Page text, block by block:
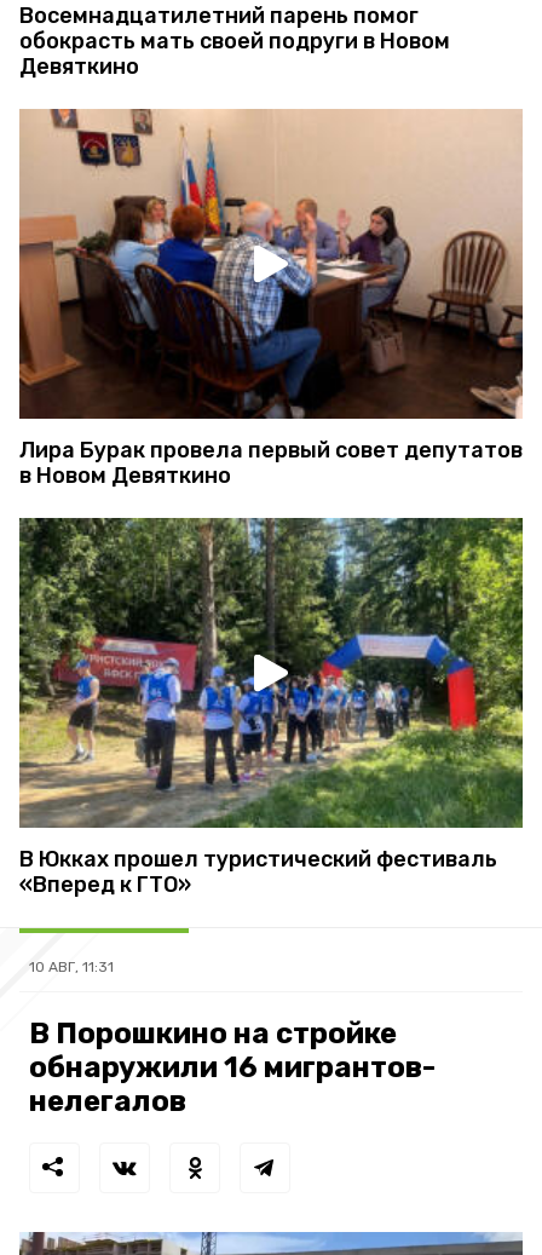
Восемнадцатилетний парень помог
обокрасть мать своей подруги в Новом
Девяткино
Лира Бурак провела первый совет депутатов
в Новом Девяткино
В Юкках прошел туристический фестиваль
«Вперед к ГТО»
10 АВГ, 11:31
В Порошкино на стройке
обнаружили 16 мигрантов-
нелегалов